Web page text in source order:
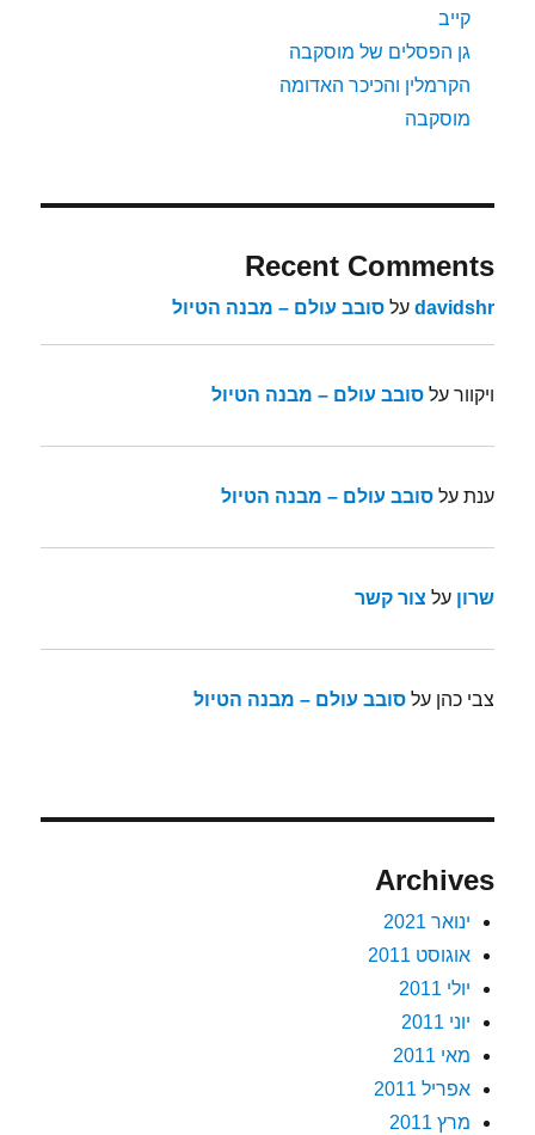
קייב
גן הפסלים של מוסקבה
הקרמלין והכיכר האדומה
מוסקבה
Recent Comments
davidshr עלסובב עולם – מבנה הטיול
ויקוור עלסובב עולם – מבנה הטיול
ענת עלסובב עולם – מבנה הטיול
שרון על צור קשר
צבי כהן עלסובב עולם – מבנה הטיול
Archives
ינואר 2021
אוגוסט 2011
יולי 2011
יוני 2011
מאי 2011
אפריל 2011
מרץ 2011